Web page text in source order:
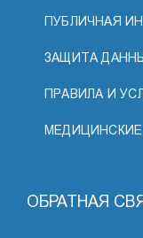
ПУБЛИЧНАЯ
ЗАЩИТА
ПРАВИЛА И
ОБРАТНАЯ